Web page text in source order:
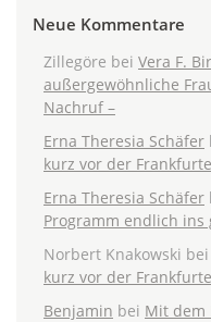
Neue Kommentare
Zillegöre bei Vera F.
außergewöhnliche
Nachruf –
Erna Theresia Schäfer
kurz vor der
Erna Theresia Schäfer
Programm endlich ins
Norbert Knakowski bei
kurz vor der
Benjamin bei Mit dem